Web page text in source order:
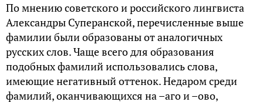
По мнению советского и российского лингвиста
Александры Суперанской, перечисленные выше
фамилии были образованы от аналогичных
русских слов. Чаще всего для образования
подобных фамилий использовались слова,
имеющие негативный оттенок. Недаром среди
фамилий, оканчивающихся на –аго и –ово,